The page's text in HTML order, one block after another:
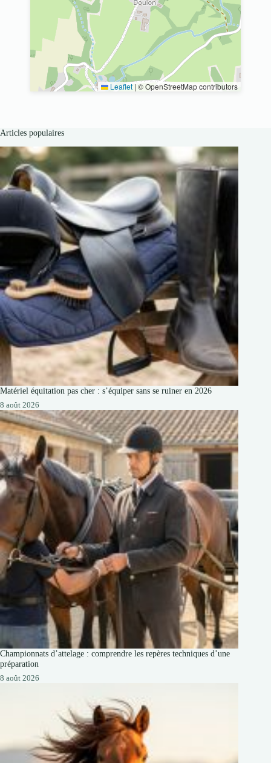
Leaflet | © OpenStreetMap contributors
Articles populaires
Matériel équitation pas cher : s’équiper sans se ruiner en 2026
8 août 2026
Championnats d’attelage : comprendre les repères techniques d’une
préparation
8 août 2026